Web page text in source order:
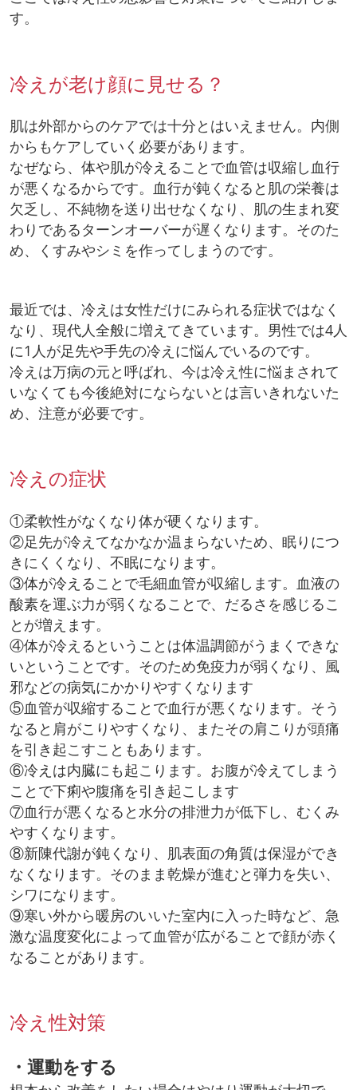
す。
冷えが老け顔に見せる？
肌は外部からのケアでは十分とはいえません。内側
からもケアしていく必要があります。
なぜなら、体や肌が冷えることで血管は収縮し血行
が悪くなるからです。血行が鈍くなると肌の栄養は
欠乏し、不純物を送り出せなくなり、肌の生まれ変
わりであるターンオーバーが遅くなります。そのた
め、くすみやシミを作ってしまうのです。
最近では、冷えは女性だけにみられる症状ではなく
なり、現代人全般に増えてきています。男性では4人
に1人が足先や手先の冷えに悩んでいるのです。
冷えは万病の元と呼ばれ、今は冷え性に悩まされて
いなくても今後絶対にならないとは言いきれないた
め、注意が必要です。
冷えの症状
①柔軟性がなくなり体が硬くなります。
②足先が冷えてなかなか温まらないため、眠りにつ
きにくくなり、不眠になります。
③体が冷えることで毛細血管が収縮します。血液の
酸素を運ぶ力が弱くなることで、だるさを感じるこ
とが増えます。
④体が冷えるということは体温調節がうまくできな
いということです。そのため免疫力が弱くなり、風
邪などの病気にかかりやすくなります
⑤血管が収縮することで血行が悪くなります。そう
なると肩がこりやすくなり、またその肩こりが頭痛
を引き起こすこともあります。
⑥冷えは内臓にも起こります。お腹が冷えてしまう
ことで下痢や腹痛を引き起こします
⑦血行が悪くなると水分の排泄力が低下し、むくみ
やすくなります。
⑧新陳代謝が鈍くなり、肌表面の角質は保湿ができ
なくなります。そのまま乾燥が進むと弾力を失い、
シワになります。
⑨寒い外から暖房のいいた室内に入った時など、急
激な温度変化によって血管が広がることで顔が赤く
なることがあります。
冷え性対策
・運動をする